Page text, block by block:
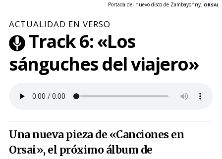
Portada del nuevo disco de Zambayonny. ORSAI.
ACTUALIDAD EN VERSO
Track 6: «Los
sánguches del viajero»
Una nueva pieza de «Canciones en
Orsai», el próximo álbum de